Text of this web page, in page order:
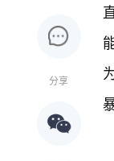
分享